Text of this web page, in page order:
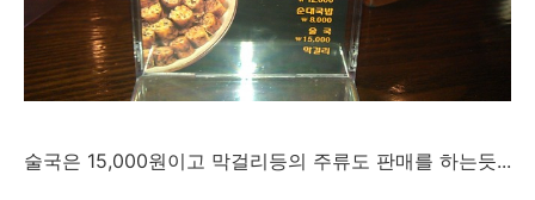
술국은 15,000원이고 막걸리등의 주류도 판매를 하는듯...